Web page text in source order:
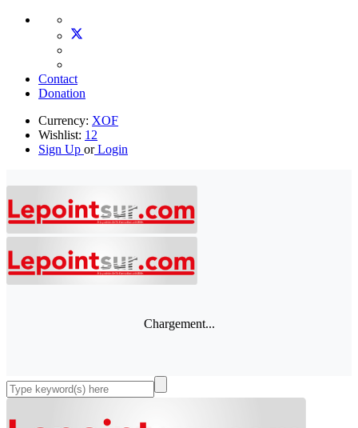
Contact
Donation
Currency: XOF
Wishlist: 12
Sign Up orLogin
Chargement...